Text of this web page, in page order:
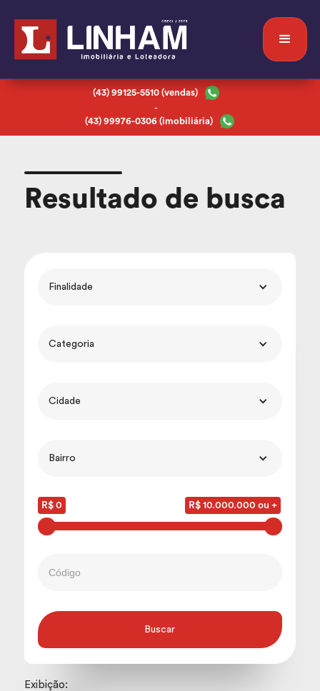
(43) 99125-5510 (vendas)
-
(43) 99976-0306 (imobiliária)
Resultado de busca
Finalidade
Categoria
Cidade
Bairro
R$ 0 R$ 10.000.000 ou +
Exibição: